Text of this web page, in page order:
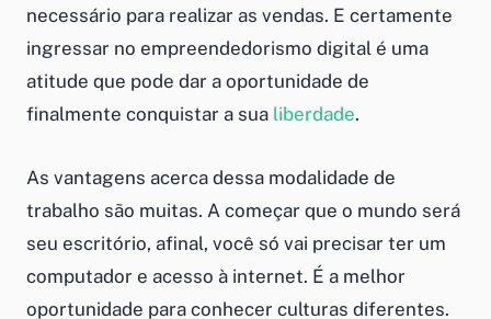
necessário para realizar as vendas. E certamente
ingressar no empreendedorismo digital é uma
atitude que pode dar a oportunidade de
finalmente conquistar a sua liberdade.
As vantagens acerca dessa modalidade de
trabalho são muitas. A começar que o mundo será
seu escritório, afinal, você só vai precisar ter um
computador e acesso à internet. É a melhor
oportunidade para conhecer culturas diferentes.